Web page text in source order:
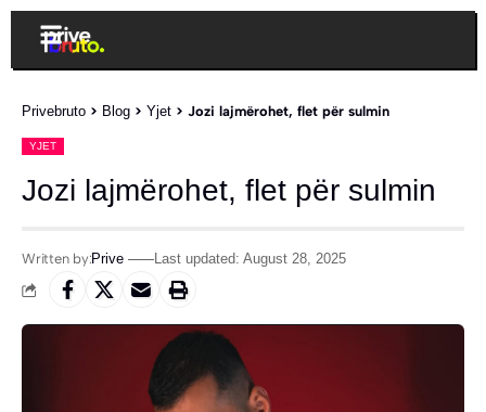
Privebruto > Blog > Yjet > Jozi lajmërohet, flet për sulmin
YJET
Jozi lajmërohet, flet për sulmin
Written by:Prive Last updated: August 28, 2025